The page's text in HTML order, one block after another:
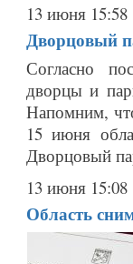
13 июня 15:58
Дворцовый
Согласно
дворцы и
Напомним,
15 июня
Дворцовый
13 июня 15:08
Область